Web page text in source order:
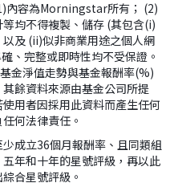
容為Morningstar所有； (2)
均不得複製、儲存 (其包含(i)
及 (ii)似非商業用途之個人網
、完整或即時性均不受保證。
金淨值走勢與基金報酬率(%)
餘資料來源由基金公司所提
用者因採用此資料而產生任何
何法律責任。
成立36個月報酬率、且同類組
年和十年的星號評級，再以此
合星號評級。